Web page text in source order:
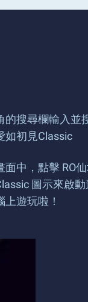
的搜尋欄輸入並
如初見Classic
面中，點擊 RO
圖示來啟
上遊玩啦！